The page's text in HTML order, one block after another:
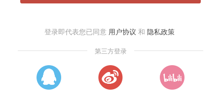
登录即代表您已同意 用户协议 和 隐私政策
第三方登录